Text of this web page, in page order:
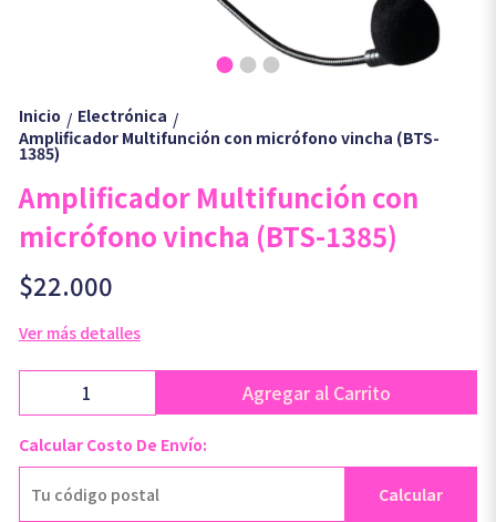
Inicio / Electrónica /
Amplificador Multifunción con micrófono vincha (BTS-
1385)
Amplificador Multifunción con
micrófono vincha (BTS-1385)
$22.000
Ver más detalles
Agregar al Carrito
Calcular Costo De Envío:
Calcular